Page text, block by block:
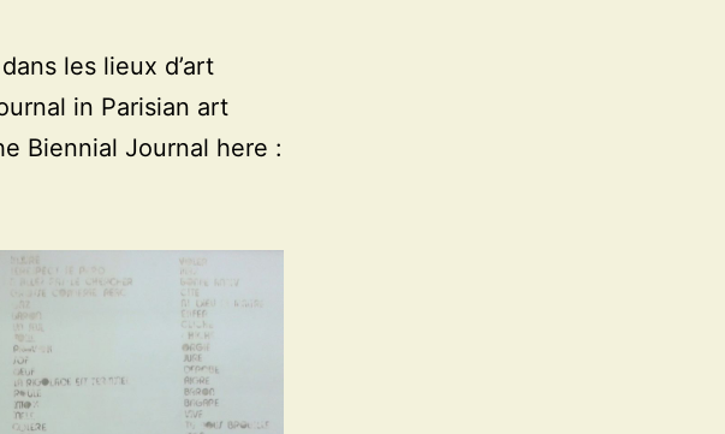
les lieux d’art
in Parisian art
Biennial Journal here :